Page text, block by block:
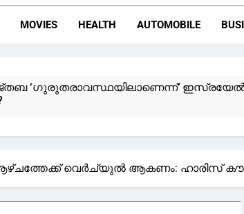
MOVIES HEALTH AUTOMOBILE
മുജ്‍തബ ‘ഗുരുതരാവസ്ഥയിലാണെന്ന്’ ഇസ്രയേൽ;
സേനാനി വി.ഡി.സവർക്കർ!;
ഏഴാണ്ട്
വെര്‍ച്യുല്‍ ആകണം: ഹാരിസ്